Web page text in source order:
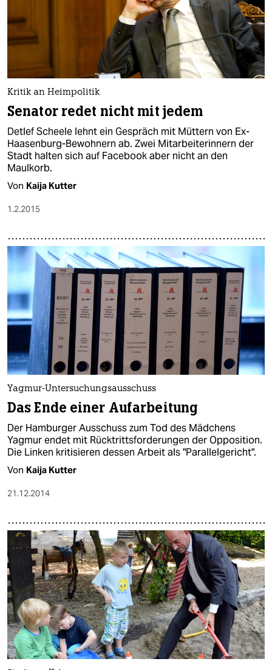
Kritik an Heimpolitik
Senator redet nicht mit jedem
Detlef Scheele lehnt ein Gespräch mit Müttern von Ex-
Haasenburg-Bewohnern ab. Zwei Mitarbeiterinnern der
Stadt halten sich auf Facebook aber nicht an den
Maulkorb.
Von Kaija Kutter
1.2.2015
Yagmur-Untersuchungsausschuss
Das Ende einer Aufarbeitung
Der Hamburger Ausschuss zum Tod des Mädchens
Yagmur endet mit Rücktrittsforderungen der Opposition.
Die Linken kritisieren dessen Arbeit als "Parallelgericht".
Von Kaija Kutter
21.12.2014